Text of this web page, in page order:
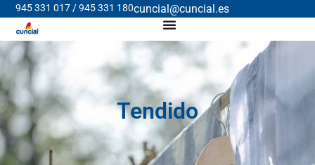
945 331 017 / 945 331 180cuncial@cuncial.es
Tendido